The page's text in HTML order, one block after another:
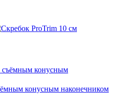
конусным наконечником